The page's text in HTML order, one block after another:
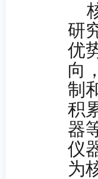
研
优
向
制
积
器
仪
为